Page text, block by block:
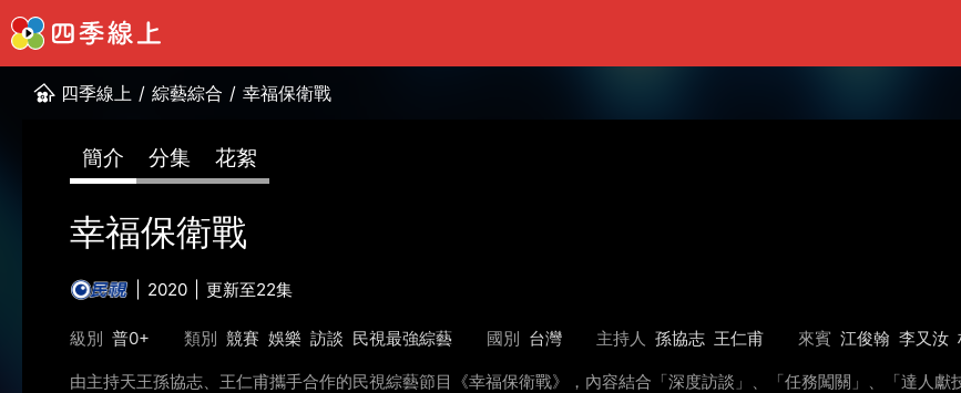
四季線上 / 綜藝綜合 / 幸福保衛戰
簡介 分集 花絮
幸福保衛戰
2020 更新至22集
級別 普0+ 類別 競賽 娛樂 訪談 民視最強綜藝 國別 台灣 主持人 孫協志 王仁甫 來賓 江俊翰 李又汝
由主持天王孫協志、王仁甫攜手合作的民視綜藝節目《幸福保衛戰》，內容結合「深度訪談」、「任務闖關」、「達人